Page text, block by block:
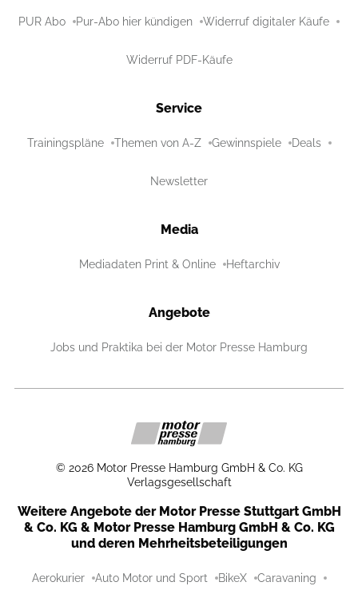
PUR Abo Pur-Abo hier kündigen Widerruf digitaler Käufe
Widerruf PDF-Käufe
Service
Trainingspläne Themen von A-Z Gewinnspiele Deals
Newsletter
Media
Mediadaten Print & Online Heftarchiv
Angebote
Jobs und Praktika bei der Motor Presse Hamburg
© 2026 Motor Presse Hamburg GmbH & Co. KG
Verlagsgesellschaft
Weitere Angebote der Motor Presse Stuttgart GmbH
& Co. KG & Motor Presse Hamburg GmbH & Co. KG
und deren Mehrheitsbeteiligungen
Aerokurier Auto Motor und Sport BikeX Caravaning